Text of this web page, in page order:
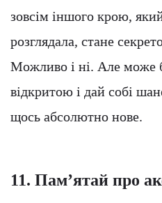
зовсім іншого крою,
розглядала, стане
Можливо і ні. Але може
відкритою і дай собі
щось абсолютно нове.
11. Пам’ятай про